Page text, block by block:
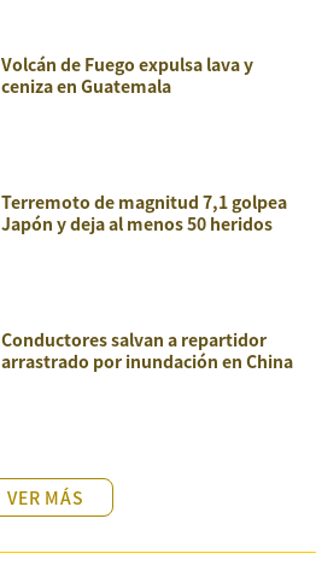
Volcán de Fuego expulsa lava y
ceniza en Guatemala
Terremoto de magnitud 7,1 golpea
Japón y deja al menos 50 heridos
Conductores salvan a repartidor
arrastrado por inundación en China
VER MÁS